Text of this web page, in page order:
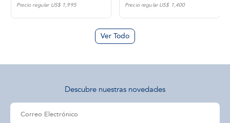
Precio regular US$ 1,995 Precio regular US$ 1,400
Ver Todo
Descubre nuestras novedades